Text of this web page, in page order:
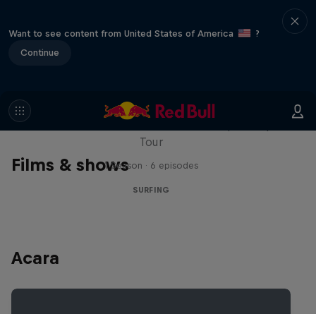
Want to see content from United States of America
?
Continue
Films & shows
WSL Replay
Tour
1 Season · 6 episodes
SURFING
Acara